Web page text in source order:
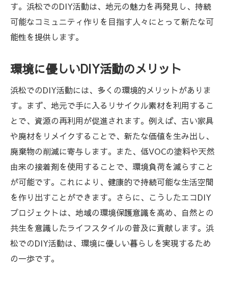
す。浜松でのDIY活動は、地元の魅力を再発見し、持続
可能なコミュニティ作りを目指す人々にとって新たな可
能性を提供します。
環境に優しいDIY活動のメリット
浜松でのDIY活動には、多くの環境的メリットがありま
す。まず、地元で手に入るリサイクル素材を利用するこ
とで、資源の再利用が促進されます。例えば、古い家具
や廃材をリメイクすることで、新たな価値を生み出し、
廃棄物の削減に寄与します。また、低VOCの塗料や天然
由来の接着剤を使用することで、環境負荷を減らすこと
が可能です。これにより、健康的で持続可能な生活空間
を作り出すことができます。さらに、こうしたエコDIY
プロジェクトは、地域の環境保護意識を高め、自然との
共生を意識したライフスタイルの普及に貢献します。浜
松でのDIY活動は、環境に優しい暮らしを実現するため
の一歩です。